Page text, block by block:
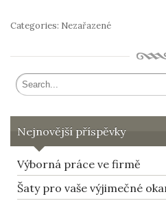
Categories: Nezařazené
Nejnovější příspěvky
Výborná práce ve firmě
Šaty pro vaše výjimečné